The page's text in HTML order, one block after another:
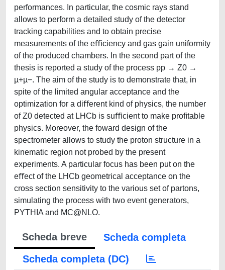
performances. In particular, the cosmic rays stand
allows to perform a detailed study of the detector
tracking capabilities and to obtain precise
measurements of the eﬃciency and gas gain uniformity
of the produced chambers. In the second part of the
thesis is reported a study of the process pp → Z0 →
µ+µ−. The aim of the study is to demonstrate that, in
spite of the limited angular acceptance and the
optimization for a diﬀerent kind of physics, the number
of Z0 detected at LHCb is suﬃcient to make proﬁtable
physics. Moreover, the foward design of the
spectrometer allows to study the proton structure in a
kinematic region not probed by the present
experiments. A particular focus has been put on the
eﬀect of the LHCb geometrical acceptance on the
cross section sensitivity to the various set of partons,
simulating the process with two event generators,
PYTHIA and MC@NLO.
Scheda breve
Scheda completa
Scheda completa (DC)